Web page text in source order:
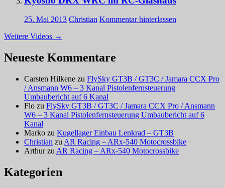
25. Mai 2013 Christian Kommentar hinterlassen
Weitere Videos →
Neueste Kommentare
Carsten Hilkene zu FlySky GT3B / GT3C / Jamara CCX Pro
/ Ansmann W6 – 3 Kanal Pistolenfernsteuerung
Umbaubericht auf 6 Kanal
Flo zu FlySky GT3B / GT3C / Jamara CCX Pro / Ansmann
W6 – 3 Kanal Pistolenfernsteuerung Umbaubericht auf 6
Kanal
Marko zu Kugellager Einbau Lenkrad – GT3B
Christian zu AR Racing – ARx-540 Motocrossbike
Arthurzu AR Racing – ARx-540 Motocrossbike
Kategorien